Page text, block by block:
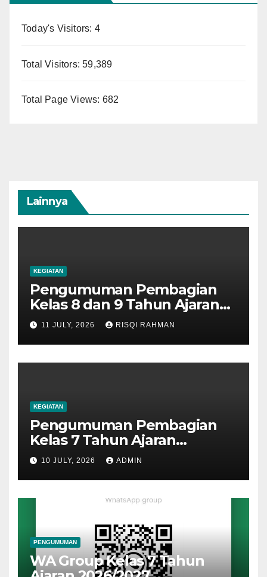
Today's Visitors: 4
Total Visitors:59,389
Total Page Views: 682
Lainnya
KEGIATAN
Pengumuman Pembagian
Kelas 8 dan 9 Tahun Ajaran
2026-2027
11 JULY, 2026 RISQI RAHMAN
KEGIATAN
Pengumuman Pembagian
Kelas 7 Tahun Ajaran
2026/2027
10 JULY, 2026 ADMIN
PENGUMUMAN
WA Group Kelas 7 Tahun